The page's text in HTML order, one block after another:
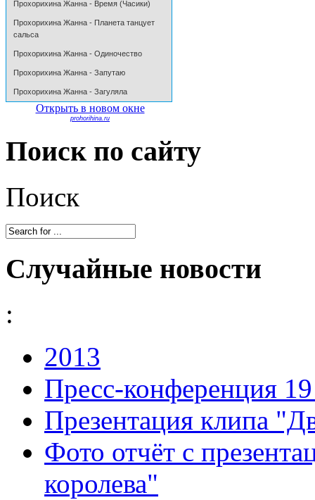
Прохорихина Жанна - Время (Часики)
Прохорихина Жанна - Планета танцует
сальса
Прохорихина Жанна - Одиночество
Прохорихина Жанна - Запутаю
Прохорихина Жанна - Загуляла
Открыть в новом окне
prohorihina.ru
Поиск по сайту
Поиск
Случайные новости
:
2013
Пресс-конференция
Презентация клипа
Фото отчёт с
королева"